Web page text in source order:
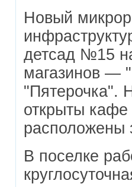
Новый
детсад №15
магазинов —
"Пятерочка".
открыты
расположены
В поселке